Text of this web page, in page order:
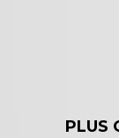
PLUS